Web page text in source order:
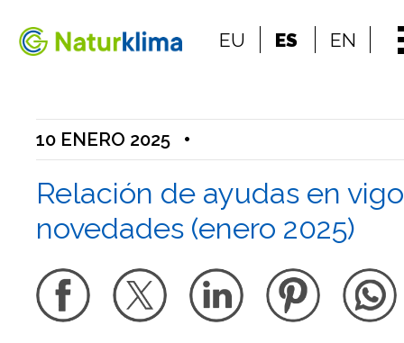
Ir a los contenidos
EU ES EN
10 ENERO 2025 •
Relación de ayudas en
novedades (enero 2025)